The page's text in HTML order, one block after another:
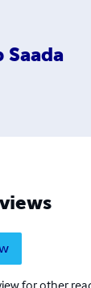
Saada
for other